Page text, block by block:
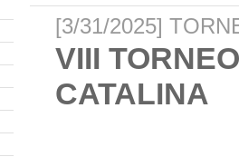
[3/31/2025]
VIII
CATALINA